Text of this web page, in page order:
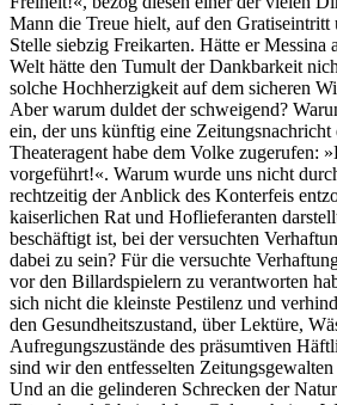
Mann die Treue hielt, auf den Gratiseintritt
Stelle siebzig Freikarten. Hätte er Messina
Welt hätte den Tumult der Dankbarkeit
solche Hochherzigkeit auf dem sicheren
Aber warum duldet der schweigend?
ein, der uns künftig eine Zeitungsnachricht
Theateragent habe dem Volke zugerufen:
vorgeführt!«. Warum wurde uns nicht
rechtzeitig der Anblick des Konterfeis
kaiserlichen Rat und Hoflieferanten
beschäftigt ist, bei der versuchten
dabei zu sein? Für die versuchte
vor den Billardspielern zu verantworten
sich nicht die kleinste Pestilenz und
den Gesundheitszustand, über Lektüre,
Aufregungszustände des präsumtiven
sind wir den entfesselten
Und an die gelinderen Schrecken der